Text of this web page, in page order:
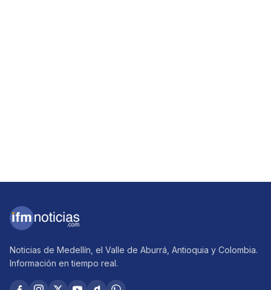
Noticias de Medellín, el Valle de Aburrá, Antioquia y Colombia.
Información en tiempo real.